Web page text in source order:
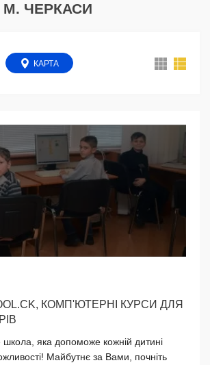
ЧЕРКАСИ
КАРТА
КОМП'ЮТЕРНІ КУРСИ ДЛЯ
яка допоможе кожній дитині
Майбутнє за Вами, почніть